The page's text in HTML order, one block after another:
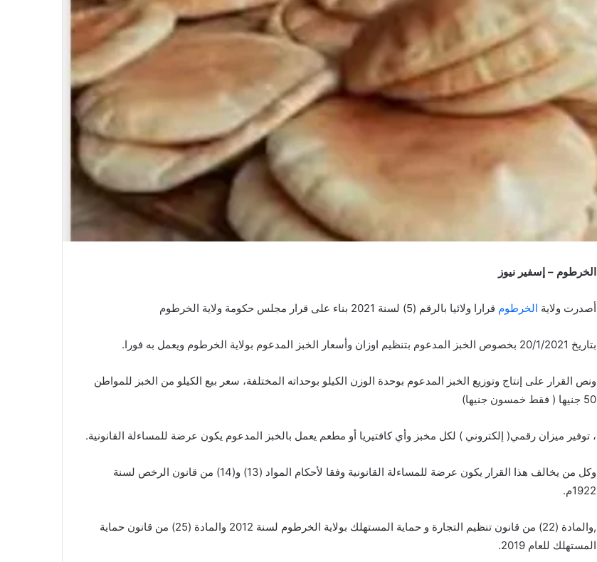
الخرطوم – إسفير نيوز
أصدرت ولاية الخرطوم قرارا ولائيا بالرقم (5) لسنة 2021 بناء على قرار مجلس حكومة ولاية الخرطوم
بتاريخ 20/1/2021 بخصوص الخبز المدعوم بتنظيم اوزان وأسعار الخبز المدعوم بولاية الخرطوم ويعمل به فورا.
ونص القرار على إنتاج وتوزيع الخبز المدعوم بوحدة الوزن الكيلو بوحداته المختلفة، سعر بيع الكيلو من الخبز للمواطن
50 جنيها ( فقط خمسون جنيها)
، توفير ميزان رقمي( إلكتروني ) لكل مخبز وأي كافتيريا أو مطعم يعمل بالخبز المدعوم يكون عرضة للمساءلة القانونية.
وكل من يخالف هذا القرار يكون عرضة للمساءلة القانونية وفقا لأحكام المواد (13) و(14) من قانون الرخص لسنة
1922م.
,والمادة (22) من قانون تنظيم التجارة و حماية المستهلك بولاية الخرطوم لسنة 2012 والمادة (25) من قانون حماية
المستهلك للعام 2019.